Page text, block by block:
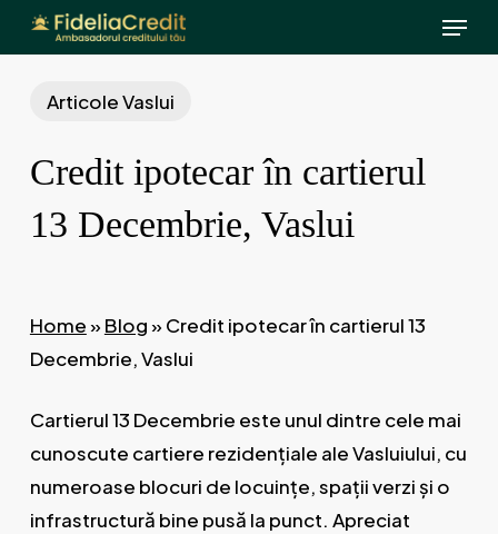
Skip
to
content
Menu
Articole Vaslui
Credit ipotecar în cartierul
13 Decembrie, Vaslui
Home» Blog» Credit ipotecar în cartierul 13
Decembrie, Vaslui
Cartierul 13 Decembrie este unul dintre cele mai
cunoscute cartiere rezidențiale ale Vasluiului, cu
numeroase blocuri de locuințe, spații verzi și o
infrastructură bine pusă la punct. Apreciat